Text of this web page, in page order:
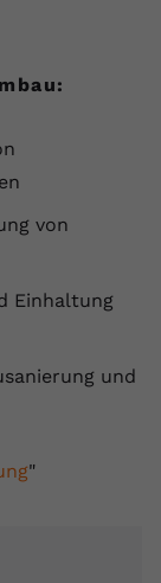
von
Einhaltung
und
"